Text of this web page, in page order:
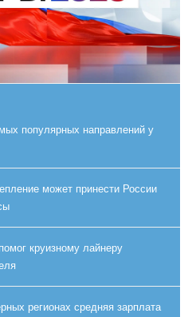
популярных направлений у
может принести России
круизному лайнеру
регионах средняя зарплата